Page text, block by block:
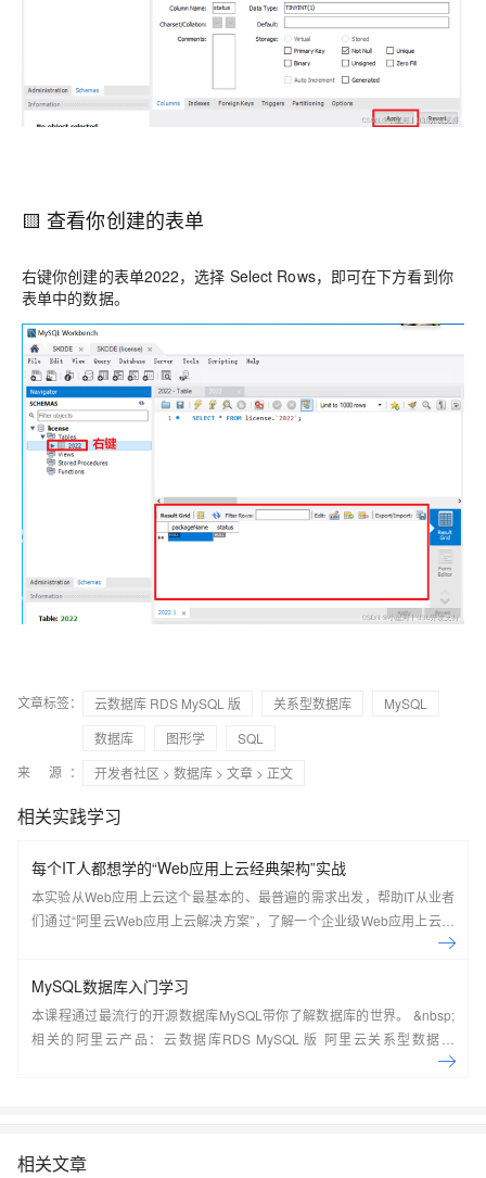
🟨 查看你创建的表单
右键你创建的表单2022，选择 Select Rows，即可在下方看到你
表单中的数据。
文章标签： 云数据库 RDS MySQL 版 关系型数据库
MySQL
数据库
图形学
SQL
来 源：
开发者社区 > 数据库 > 文章 > 正文
相关实践学习
每个IT人都想学的“Web应用上云经典架构”实战
本实验从Web应用上云这个最基本的、最普遍的需求出发，帮助IT从业者
们通过“阿里云Web应用上云解决方案”，了解一个企业级Web应用上云的
MySQL数据库入门学习
本课程通过最流行的开源数据库MySQL带你了解数据库的世界。 &nbsp;
相关的阿里云产品：云数据库RDS MySQL 版 阿里云关系型数据库
RDS（Relational Database Service）是一种稳定可靠、可弹性伸缩的在
相关文章